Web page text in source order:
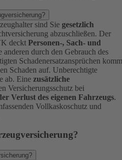
sind Sie gesetzlich
abzuschließen. Der
deckt Personen-, Sach- und
anderen durch den Gebrauch des
Schadenersatzansprüchen
Schaden auf. Unberechtigte
ab. Eine zusätzliche
Versicherungsschutz bei
Verlust des eigenen Fahrzeugs.
Vollkaskoschutz und